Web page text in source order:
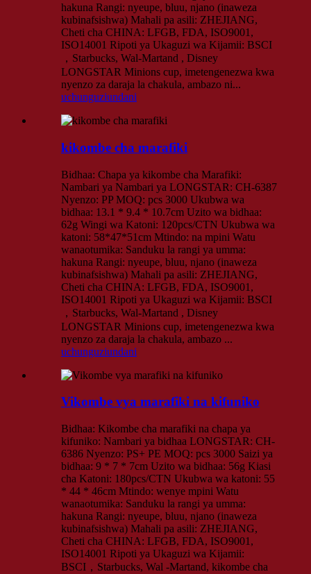
hakuna Rangi: nyeupe, bluu, njano (inaweza
kubinafsishwa) Mahali pa asili: ZHEJIANG,
Cheti cha CHINA: LFGB, FDA, ISO9001,
ISO14001 Ripoti ya Ukaguzi wa Kijamii: BSCI
，Starbucks, Wal-Martand , Disney
LONGSTAR Minions cup, imetengenezwa kwa
nyenzo za daraja la chakula, ambazo ni...
uchunguziundani
kikombe cha marafiki
Bidhaa: Chapa ya kikombe cha Marafiki:
Nambari ya Nambari ya LONGSTAR: CH-6387
Nyenzo: PP MOQ: pcs 3000 Ukubwa wa
bidhaa: 13.1 * 9.4 * 10.7cm Uzito wa bidhaa:
62g Wingi wa Katoni: 120pcs/CTN Ukubwa wa
katoni: 58*47*51cm Mtindo: na mpini Watu
wanaotumika: Sanduku la rangi ya umma:
hakuna Rangi: nyeupe, bluu, njano (inaweza
kubinafsishwa) Mahali pa asili: ZHEJIANG,
Cheti cha CHINA: LFGB, FDA, ISO9001,
ISO14001 Ripoti ya Ukaguzi wa Kijamii: BSCI
，Starbucks, Wal-Martand , Disney
LONGSTAR Minions cup, imetengenezwa kwa
nyenzo za daraja la chakula, ambazo ...
uchunguziundani
Vikombe vya marafiki na kifuniko
Bidhaa: Kikombe cha marafiki na chapa ya
kifuniko: Nambari ya bidhaa LONGSTAR: CH-
6386 Nyenzo: PS+ PE MOQ: pcs 3000 Saizi ya
bidhaa: 9 * 7 * 7cm Uzito wa bidhaa: 56g Kiasi
cha Katoni: 180pcs/CTN Ukubwa wa katoni: 55
* 44 * 46cm Mtindo: wenye mpini Watu
wanaotumika: Sanduku la rangi ya umma:
hakuna Rangi: nyeupe, bluu, njano (inaweza
kubinafsishwa) Mahali pa asili: ZHEJIANG,
Cheti cha CHINA: LFGB, FDA, ISO9001,
ISO14001 Ripoti ya Ukaguzi wa Kijamii:
BSCI，Starbucks, Wal -Martand, kikombe cha